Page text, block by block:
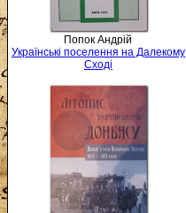
Попок Андрій
Українські поселення на Далекому
Сході